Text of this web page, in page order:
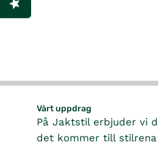
Vårt uppdrag
På Jaktstil erbjuder vi
det kommer till